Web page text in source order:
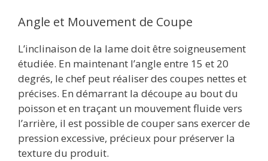
Angle et Mouvement de Coupe
L’inclinaison de la lame doit être soigneusement
étudiée. En maintenant l’angle entre 15 et 20
degrés, le chef peut réaliser des coupes nettes et
précises. En démarrant la découpe au bout du
poisson et en traçant un mouvement fluide vers
l’arrière, il est possible de couper sans exercer de
pression excessive, précieux pour préserver la
texture du produit.